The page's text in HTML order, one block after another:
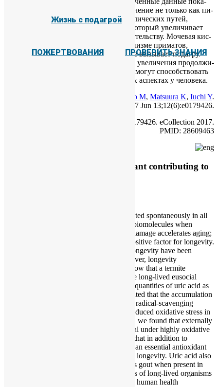
Жизнь с подагрой
ПОЖЕРТВОВАНИЯ ПРОВЕРИТЬ ЗНАНИЯ
зы­ва­ют, что мо­че­вая кис­ло­та име­ет зна­че­ние не толь­ко как пи­
та­тель­ное ве­ще­ство и участ­ник ме­та­бо­ли­че­ских пу­тей,
но и как неза­ме­ни­мый ан­ти­ок­си­дант, ко­то­рый уве­ли­чи­ва­ет
вы­жи­ва­е­мость и спо­соб­ству­ет дол­го­жи­тель­ству. Мо­че­вая кис­
ло­та так­же иг­ра­ет важ­ную роль в ор­га­низ­ме при­ма­тов,
но у че­ло­ве­ка в из­бы­точ­ном ко­ли­че­стве вы­зы­ва­ет по­даг­ру.
Даль­ней­шие ис­сле­до­ва­ния ме­ха­низ­мов уве­ли­че­ния про­дол­жи­
тель­но­сти жиз­ни у раз­ных ор­га­низ­мов мо­гут спо­соб­ство­вать
при­ме­не­нию это­го со­еди­не­ния в но­вых ас­пек­тах у че­ло­ве­ка.
Nitao M, Matsuura K, Iuchi Y.
PLoS One. 2017 Jun 13;12(6):e0179426.
doi: 10.1371/journal.pone.0179426. eCollection 2017.
PMID: 28609463
Uric acid, an important antioxidant contributing to
Reactive oxygen species (ROS) are generated spontaneously in all
organisms and cause oxidative damage to biomolecules when
present in excess. Accumulated oxidative damage accelerates aging;
enhanced antioxidant capacity may be a positive factor for longevity.
Recently, numerous studies of aging and longevity have been
performed using short-lived animals, however, longevity
mechanisms remain unknown. Here we show that a termite
Reticulitermes speratus that is thought to be long-lived eusocial
insect than other solitary insects uses large quantities of uric acid as
an antioxidant against ROS. We demonstrated that the accumulation
of uric acid considerably increases the free radical-scavenging
activity and resistance against ultraviolet-induced oxidative stress in
laboratory-maintained termites. In addition, we found that externally
administered uric acid aided termite survival under highly oxidative
conditions. The present data demonstrates that in addition to
nutritional and metabolic roles, uric acid is an essential antioxidant
for survival and contributes significantly to longevity. Uric acid also
plays important roles in primates but causes gout when present in
excess in humans. Further longevity studies of long-lived organisms
may provide important breakthroughs with human health
Проверить знания